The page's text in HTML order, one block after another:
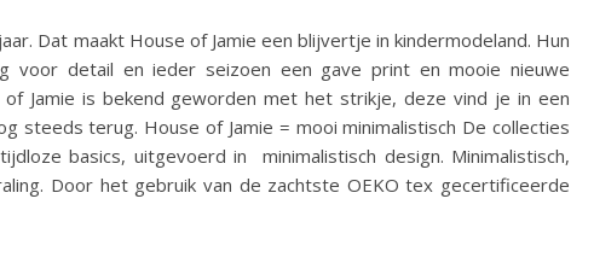
Dat maakt House of Jamie een blijvertje in kindermodeland. Hun
voor detail en ieder seizoen een gave print en mooie nieuwe
Jamie is bekend geworden met het strikje, deze vind je in een
steeds terug. House of Jamie = mooi minimalistisch De collecties
basics, uitgevoerd in minimalistisch design. Minimalistisch,
Door het gebruik van de zachtste OEKO tex gecertificeerde